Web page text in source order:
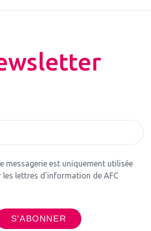
messagerie est uniquement utilisée
les lettres d'information de AFC